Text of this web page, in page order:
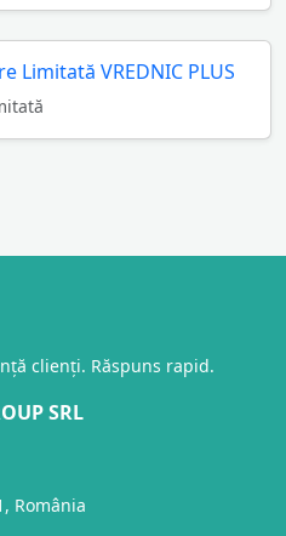
Limitată VREDNIC PLUS
clienți. Răspuns rapid.
SRL
România